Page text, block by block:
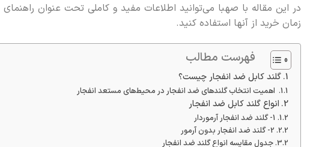
در این مقاله با صهبا می‌توانید اطلاعات مفید و کاملی تحت عنوان راهنمای
زمان خرید از آنها استفاده کنید.
فهرست مطالب
گلند کابل ضد انفجار چیست؟
اهمیت انتخاب گلندهای ضد انفجار در محیط‌های مستعد انفجار
انواع گلند کابل ضد انفجار
1- گلند ضد انفجار آرموردار
2- گلند ضد انفجار بدون آرمور
جدول مقایسه انواع گلند ضد انفجار